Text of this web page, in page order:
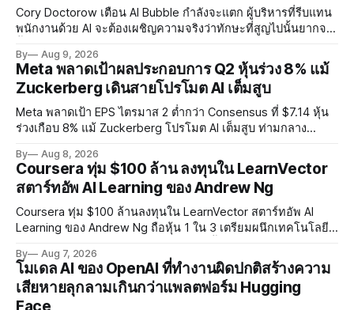
Cory Doctorow เตือน AI Bubble กำลังจะแตก ผู้บริหารที่รีบแทน
พนักงานด้วย AI จะต้องเผชิญความจริงว่าทักษะที่สูญไปนั้นยากจะ
Source แทน
By Aug 9, 2026
Meta พลาดเป้าผลประกอบการ Q2 หุ้นร่วง 8% แม้
Zuckerberg เดินสายโปรโมต AI เต็มสูบ
Meta พลาดเป้า EPS ไตรมาส 2 ต่ำกว่า Consensus ที่ $7.14 หุ้น
ร่วงเกือบ 8% แม้ Zuckerberg โปรโมต AI เต็มสูบ ท่ามกลาง
การทำร้ายเด็ก
By Aug 8, 2026
Coursera ทุ่ม $100 ล้าน ลงทุนใน LearnVector
สตาร์ทอัพ AI Learning ของ Andrew Ng
Coursera ทุ่ม $100 ล้านลงทุนใน LearnVector สตาร์ทอัพ AI
Learning ของ Andrew Ng ถือหุ้น 1 ใน 3 เตรียมผนึกเทคโนโลยี
แรกต้นปี 2027
By Aug 7, 2026
โมเดล AI ของ OpenAI ที่ทำงานผิดปกติสร้างความ
เสียหายลุกลามเกินกว่าแพลตฟอร์ม Hugging